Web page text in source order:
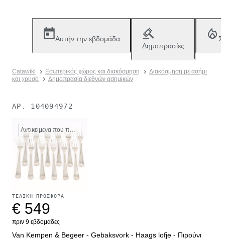
Αυτήν την εβδομάδα
Δημοπρασίες
Catawiki Εσωτερικός χώρος και διακόσμηση
Διακόσμηση με ασήμι
και χρυσό
Δημοπρασία διεθνών ασημικών
ΑΡ. 104094972
Αντικείμενα που πωλήθηκαν
ΤΕΛΙΚΉ ΠΡΟΣΦΟΡΆ
€ 549
πριν 9 εβδομάδες
Van Kempen & Begeer - Gebaksvork - Haags lofje - Πιρούνι